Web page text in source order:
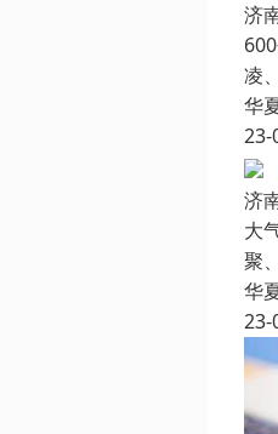
济
凌
华
23-
济
大
聚
华
23-